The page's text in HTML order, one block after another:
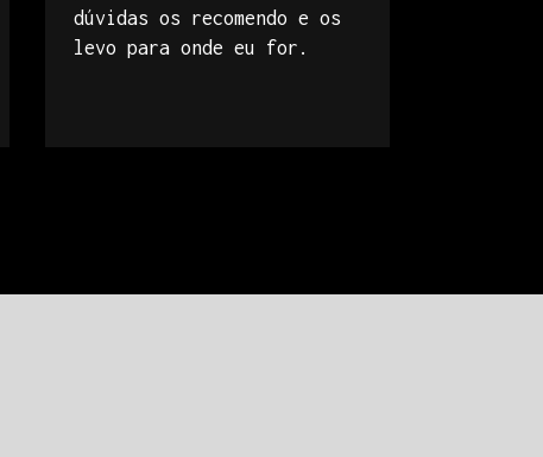
dúvidas os recomendo e os
levo para onde eu for.